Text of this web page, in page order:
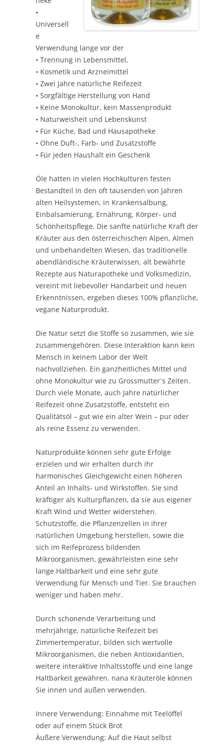
•
Universell
e
Verwendung lange vor der
• Trennung in Lebensmittel,
• Kosmetik und Arzneimittel
• Zwei Jahre natürliche Reifezeit
• Sorgfältige Herstellung von Hand
• Keine Monokultur, kein Massenprodukt
• Naturweisheit und Lebenskunst
• Für Küche, Bad und Hausapotheke
• Ohne Duft-, Farb- und Zusatzstoffe
• Für jeden Haushalt ein Geschenk
Öle hatten in vielen Hochkulturen festen
Bestandteil in den oft tausenden von Jahren
alten Heilsystemen, in Krankensalbung,
Einbalsamierung, Ernährung, Körper- und
Schönheitspflege. Die sanfte natürliche Kraft der
Kräuter aus den österreichischen Alpen, Almen
und unbehandelten Wiesen, das traditionelle
abendländische Kräuterwissen, alt bewährte
Rezepte aus Naturapotheke und Volksmedizin,
vereint mit liebevoller Handarbeit und neuen
Erkenntnissen, ergeben dieses 100% pflanzliche,
vegane Naturprodukt.
Die Natur setzt die Stoffe so zusammen, wie sie
zusammengehören. Diese Interaktion kann kein
Mensch in keinem Labor der Welt
nachvollziehen. Ein ganzheitliches Mittel und
ohne Monokultur wie zu Grossmutter´s Zeiten.
Durch viele Monate, auch Jahre natürlicher
Reifezeit ohne Zusatzstoffe, entsteht ein
Qualitätsöl – gut wie ein alter Wein – pur oder
als reine Essenz zu verwenden.
Naturprodukte können sehr gute Erfolge
erzielen und wir erhalten durch ihr
harmonisches Gleichgewicht einen höheren
Anteil an Inhalts- und Wirkstoffen. Sie sind
kräftiger als Kulturpflanzen, da sie aus eigener
Kraft Wind und Wetter widerstehen.
Schutzstoffe, die Pflanzenzellen in ihrer
natürlichen Umgebung herstellen, sowie die
sich im Reifeprozess bildenden
Mikroorganismen, gewährleisten eine sehr
lange Haltbarkeit und eine sehr gute
Verwendung für Mensch und Tier. Sie brauchen
weniger und haben mehr.
Durch schonende Verarbeitung und
mehrjährige, natürliche Reifezeit bei
Zimmertemperatur, bilden sich wertvolle
Mikroorganismen, die neben Antioxidantien,
weitere interaktive Inhaltsstoffe und eine lange
Haltbarkeit gewähren. nana Kräuteröle können
Sie innen und außen verwenden.
Innere Verwendung: Einnahme mit Teelöffel
oder auf einem Stück Brot
Äußere Verwendung: Auf die Haut selbst